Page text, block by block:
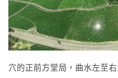
穴的正前方堂局，曲水左至